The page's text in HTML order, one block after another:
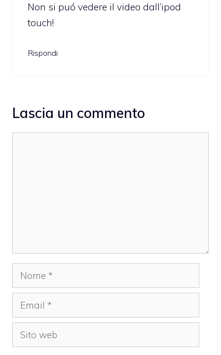
Non si puó vedere il video dall’ipod
touch!
Rispondi
Lascia un commento
Nome
Email
Sito
web